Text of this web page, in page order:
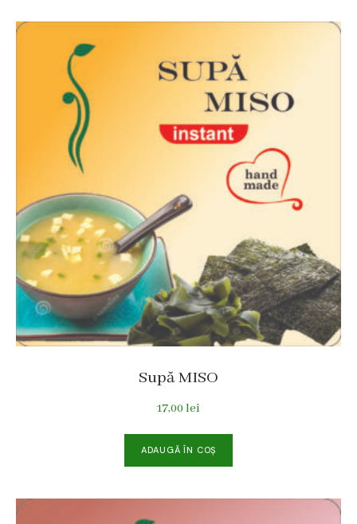
Supă MISO
17,00lei
ADAUGĂ ÎN COȘ